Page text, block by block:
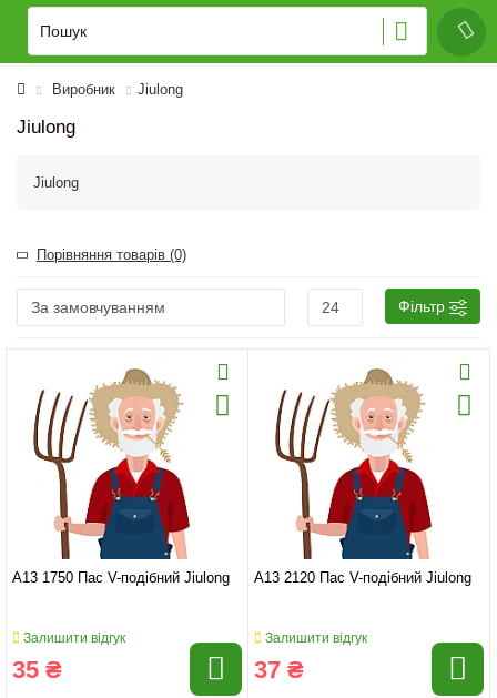
Виробник Jiulong
Jiulong
Jiulong
Порівняння товарів (0)
Фільтр
A13 1750 Пас V-подібний Jiulong
Залишити відгук
35 ₴
A13 2120 Пас V-подібний Jiulong
Залишити відгук
37 ₴